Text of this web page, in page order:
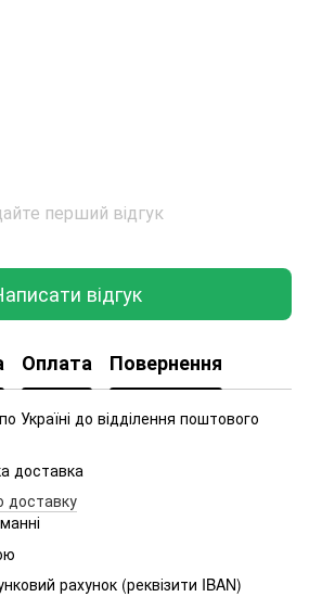
перший відгук
відгук
Оплата Повернення
Україні до відділення поштового
доставка
доставку
рахунок (реквізити IBAN)